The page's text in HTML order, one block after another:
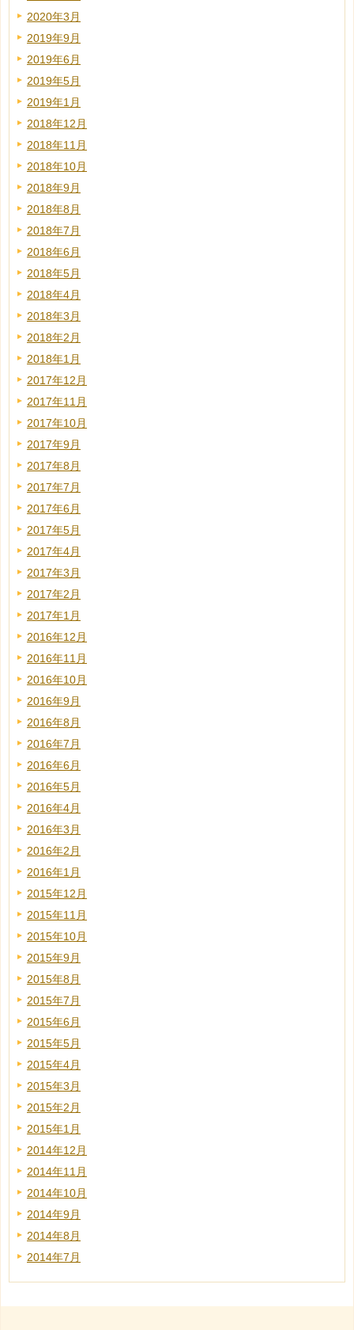
2020年3月
2019年9月
2019年6月
2019年5月
2019年1月
2018年12月
2018年11月
2018年10月
2018年9月
2018年8月
2018年7月
2018年6月
2018年5月
2018年4月
2018年3月
2018年2月
2018年1月
2017年12月
2017年11月
2017年10月
2017年9月
2017年8月
2017年7月
2017年6月
2017年5月
2017年4月
2017年3月
2017年2月
2017年1月
2016年12月
2016年11月
2016年10月
2016年9月
2016年8月
2016年7月
2016年6月
2016年5月
2016年4月
2016年3月
2016年2月
2016年1月
2015年12月
2015年11月
2015年10月
2015年9月
2015年8月
2015年7月
2015年6月
2015年5月
2015年4月
2015年3月
2015年2月
2015年1月
2014年12月
2014年11月
2014年10月
2014年9月
2014年8月
2014年7月